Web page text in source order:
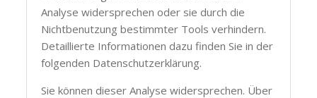
Analyse widersprechen oder sie durch die
Nichtbenutzung bestimmter Tools verhindern.
Detaillierte Informationen dazu finden Sie in der
folgenden Datenschutzerklärung.
Sie können dieser Analyse widersprechen. Über